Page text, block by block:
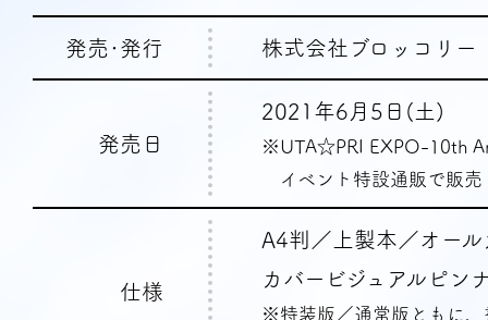
発売･発行 株式会社ブロッコリー
発売日
2021年6月5日(土)
※UTA☆PRI EXPO-10th
イベント特設通販で販売
仕様
A4判／上製本／オー
カバービジュアルピン
※特装版／通常版ともに